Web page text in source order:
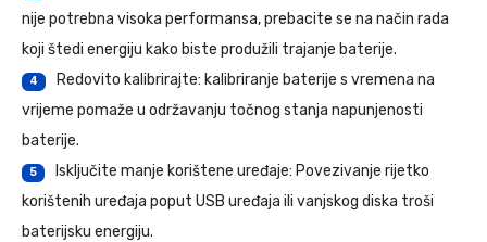
nije potrebna visoka performansa, prebacite se na način rada
koji štedi energiju kako biste produžili trajanje baterije.
4
Redovito kalibrirajte: kalibriranje baterije s vremena na
vrijeme pomaže u održavanju točnog stanja napunjenosti
baterije.
5
Isključite manje korištene uređaje: Povezivanje rijetko
korištenih uređaja poput USB uređaja ili vanjskog diska troši
baterijsku energiju.